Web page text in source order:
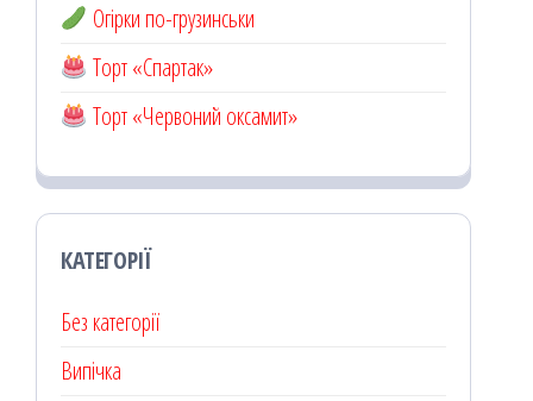
Огірки по-грузинськи
Торт «Спартак»
Торт «Червоний оксамит»
КАТЕГОРІЇ
Без категорії
Випічка